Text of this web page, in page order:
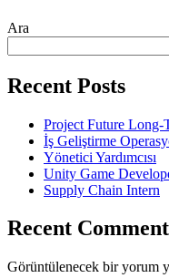
Ara
Recent Posts
Project Future
İş Geliştirme
Yönetici Yardımcısı
Unity Game
Supply Chain Intern
Recent
Görüntülenecek bir yorum